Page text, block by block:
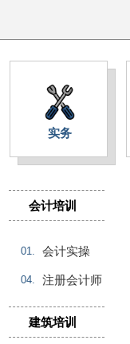
实务
考试
初级会计职称
高级经济师
会计培训
01. 会计实操
04. 注册会计师
建筑培训